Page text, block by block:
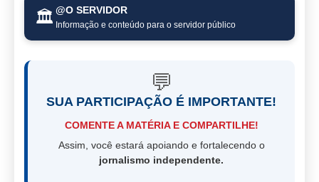
🏛️ @O SERVIDOR
Informação e conteúdo para o servidor público
💬
SUA PARTICIPAÇÃO É IMPORTANTE!
COMENTE A MATÉRIA E COMPARTILHE!
Assim, você estará apoiando e fortalecendo o
jornalismo independente.